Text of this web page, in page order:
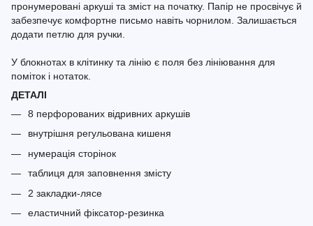
пронумеровані аркуші та зміст на початку. Папір не просвічує й
забезпечує комфортне письмо навіть чорнилом. Залишається
додати петлю для ручки.
У блокнотах в клітинку та лінію є поля без лініювання для
поміток і нотаток.
ДЕТАЛІ
8 перфорованих відривних аркушів
внутрішня регульована кишеня
нумерація сторінок
таблиця для заповнення змісту
2 закладки-лясе
еластичний фіксатор-резинка